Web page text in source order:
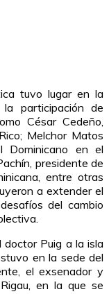
tuvo lugar en la
participación de
César Cedeño,
Melchor Matos
Dominicano en el
presidente de
entre otras
a extender el
del cambio
Puig a la isla
en la sede del
el exsenador y
en la que se